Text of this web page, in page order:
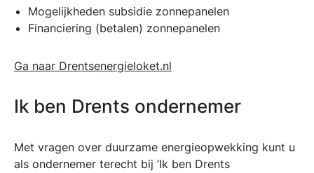
Mogelijkheden subsidie zonnepanelen
Financiering (betalen) zonnepanelen
Ga naar Drentsenergieloket.nl
Ik ben Drents ondernemer
Met vragen over duurzame energieopwekking kunt u
als ondernemer terecht bij ‘Ik ben Drents